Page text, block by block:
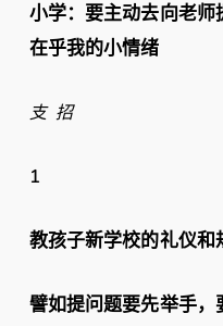
小学：要主动去向老
在乎我的小情绪
支 招
1
教孩子新学校的礼仪和
譬如提问题要先举手